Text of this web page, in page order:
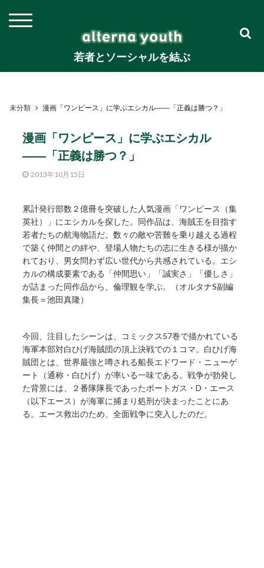
若者とソーシャルを結ぶ
未分類 漫画「ワンピース」に学ぶエシカル――「正義は勝つ？」
漫画「ワンピース」に学ぶエシカル
――「正義は勝つ？」
2013年10月15日
累計発行部数２億冊を突破した人気漫画「ワンピース（集
英社）」にエシカルを探した。同作品は、海賊王を目指す
若者たちの航海物語だ。数々の敵や苦難を乗り越える過程
で築く仲間との絆や、登場人物たちの志に生きる様が描か
れており、男女問わず広い世代から共感されている。エシ
カルの構成要素である「仲間思い」「誠実さ」「優しさ」
が詰まった同作品から、倫理観を学ぶ。（オルタナS副編
集長＝池田真隆）
今回、注目したシーンは、コミックス57巻で描かれている
海軍本部対白ひげ海賊団の頂上決戦での１コマ。白ひげ海
賊団とは、世界最強と噂される船長エドワード・ニューゲ
ート（通称・白ひげ）が率いる一味である。戦争が勃発し
た背景には、２番隊隊長であったポートガス・D・エース
（以下エース）が海軍に捕まり処刑が決まったことにあ
る。エース救出のため、全面戦争に突入したのだ。